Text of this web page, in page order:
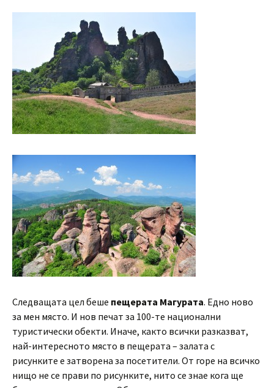
Следващата цел беше пещерата Магурата. Едно ново
за мен място. И нов печат за 100-те национални
туристически обекти. Иначе, както всички разказват,
най-интересното място в пещерата – залата с
рисунките е затворена за посетители. От горе на всичко
нищо не се прави по рисунките, нито се знае кога ще